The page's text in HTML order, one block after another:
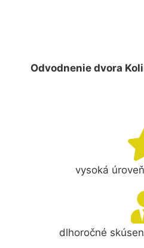
Odvodnenie dvora
vysoká
dlhoročné